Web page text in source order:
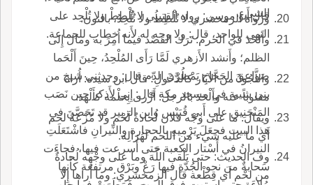
الشيء.
قال أَبو موسى: رواه القتيبي لا تُلْطِطْ ولا تُلْحِد على
النهي للواحد، قال: ولا وجه له لأَنه خطاب للجماعة.
ورواه الزمخشري لا نُلْطِطُ ولا نُلْحِدُ، بالنون.
وأَلحَدَ في الحرم: تَرَك القَصْد فيما أُمِرَ به ومال إِلى
الظلم؛ وأَنشد الأَزهري لَمَّا رَأَى المُلْحِدُ، حِينَ أَلْحَما
صَواعِقَ الحَجَّاجِ يَمْطُرْنَ الدّم قال: وحدثني شيخ من
بني شيبة في مسجد مكة قال: إِني لأَذكر حين نَصَب
المَنْجَنِيق على أَبي قُبَيْس وابن الزبير قد تَحَصَّنَ في
هذا البيت فجعَلَ يَرْميهِ بالحجارة والنِّيرانِ فاشْتَعَلَتِ
النيرانُ في أَسْتار الكعبة حتى أَسرعت فيها، فجاءَت
سَحابةٌ من نحو الجُدّةِ فيها رَعْ وبَرْق مرتفعة كأَنها
واللَّجُودُ من الآبار كالدَّحُولِ؛ قال ابن سيده: أُراه
مقلوباً عنه وأَلْحَدَ بالرجل: أَزْرى بِحلْمه كأَلْهَدَ.
ويقال: ما على وجْه فلان لُحادةُ لَحْم ولا مُزْعةُ لحم
أَي ما عليه شيء من اللحم لهُزالِه.
وف الحديث: حتى يَلْقى اللَّهَ وما على وجْهِه لُحادةٌ
من لحْم أَي قِطْعة قال الزمخشري: وما أُراها إِلا